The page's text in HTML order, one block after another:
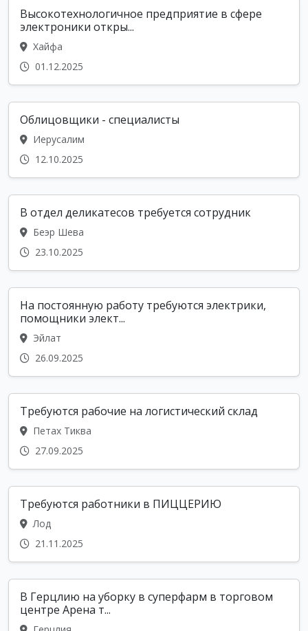
Высокотехнологичное предприятие в сфере
электроники откры...
Хайфа
01.12.2025
Облицовщики - специалисты
Иерусалим
12.10.2025
В отдел деликатесов требуется сотрудник
Беэр Шева
23.10.2025
На постоянную работу требуются электрики,
помощники элект...
Эйлат
26.09.2025
Требуются рабочие на логистический склад
Петах Тиква
27.09.2025
Требуются работники в ПИЦЦЕРИЮ
Лод
21.11.2025
В Герцлию на уборку в суперфарм в торговом
центре Арена т...